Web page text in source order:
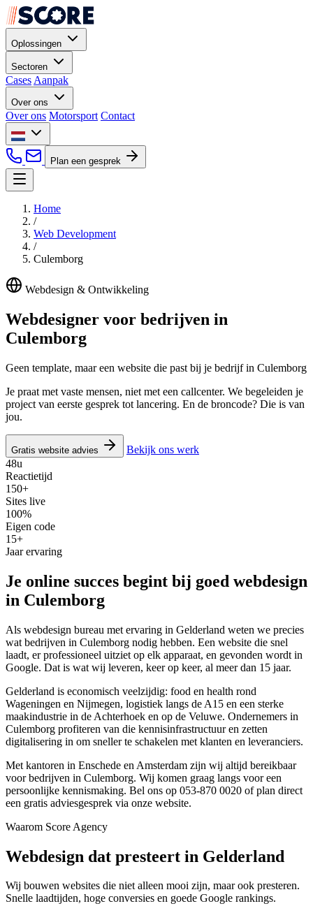
Oplossingen
Sectoren
Cases Aanpak
Over ons
Over ons Motorsport Contact
Plan een gesprek
Home
/
Web Development
/
Culemborg
Webdesign & Ontwikkeling
Webdesigner voor bedrijven in
Culemborg
Geen template, maar een website die past bij je bedrijf in Culemborg
Je praat met vaste mensen, niet met een callcenter. We begeleiden je
project van eerste gesprek tot lancering. En de broncode? Die is van
jou.
Gratis website advies
Bekijk ons werk
48u
Reactietijd
150+
Sites live
100%
Eigen code
15+
Jaar ervaring
Je online succes begint bij goed webdesign
in Culemborg
Als webdesign bureau met ervaring in Gelderland weten we precies
wat bedrijven in Culemborg nodig hebben. Een website die snel
laadt, er professioneel uitziet op elk apparaat, en gevonden wordt in
Google. Dat is wat wij leveren, keer op keer, al meer dan 15 jaar.
Gelderland is economisch veelzijdig: food en health rond
Wageningen en Nijmegen, logistiek langs de A15 en een sterke
maakindustrie in de Achterhoek en op de Veluwe. Ondernemers in
Culemborg profiteren van die kennisinfrastructuur en zetten
digitalisering in om sneller te schakelen met klanten en leveranciers.
Met kantoren in Enschede en Amsterdam zijn wij altijd bereikbaar
voor bedrijven in Culemborg. Wij komen graag langs voor een
persoonlijke kennismaking. Bel ons op 053-870 0020 of plan direct
een gratis adviesgesprek via onze website.
Waarom Score Agency
Webdesign dat presteert in Gelderland
Wij bouwen websites die niet alleen mooi zijn, maar ook presteren.
Snelle laadtijden, hoge conversies en goede Google rankings.